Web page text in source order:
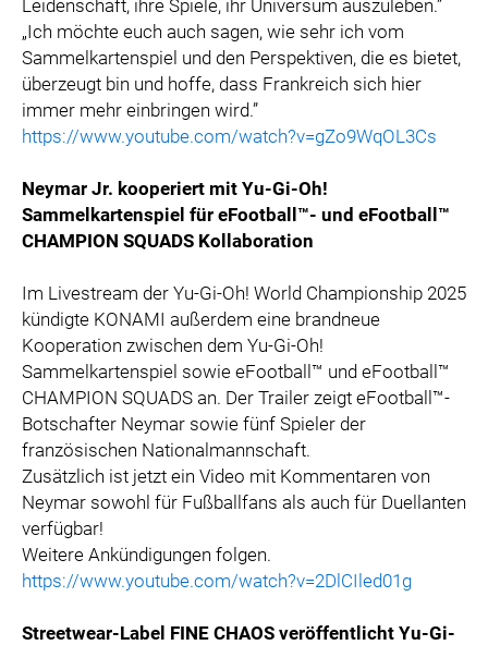
Leidenschaft, ihre Spiele, ihr Universum auszuleben.”
„Ich möchte euch auch sagen, wie sehr ich vom
Sammelkartenspiel und den Perspektiven, die es bietet,
überzeugt bin und hoffe, dass Frankreich sich hier
immer mehr einbringen wird.”
https://www.youtube.com/watch?v=gZo9WqOL3Cs
Neymar Jr. kooperiert mit Yu-Gi-Oh!
Sammelkartenspiel für eFootball™- und eFootball™
CHAMPION SQUADS Kollaboration
Im Livestream der Yu-Gi-Oh! World Championship 2025
kündigte KONAMI außerdem eine brandneue
Kooperation zwischen dem Yu-Gi-Oh!
Sammelkartenspiel sowie eFootball™ und eFootball™
CHAMPION SQUADS an. Der Trailer zeigt eFootball™-
Botschafter Neymar sowie fünf Spieler der
französischen Nationalmannschaft.
Zusätzlich ist jetzt ein Video mit Kommentaren von
Neymar sowohl für Fußballfans als auch für Duellanten
verfügbar!
Weitere Ankündigungen folgen.
https://www.youtube.com/watch?v=2DlCIled01g
Streetwear-Label FINE CHAOS veröffentlicht Yu-Gi-